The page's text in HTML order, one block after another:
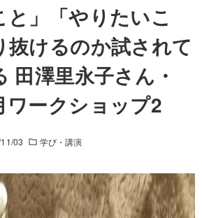
と」「やりたいこ
抜けるのか試されて
田澤里永子さん・
ワークショップ2
03 学び・講演